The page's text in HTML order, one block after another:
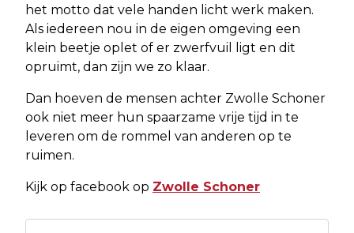
het motto dat vele handen licht werk maken.
Als iedereen nou in de eigen omgeving een
klein beetje oplet of er zwerfvuil ligt en dit
opruimt, dan zijn we zo klaar.
Dan hoeven de mensen achter Zwolle Schoner
ook niet meer hun spaarzame vrije tijd in te
leveren om de rommel van anderen op te
ruimen.
Kijk op facebook op Zwolle Schoner